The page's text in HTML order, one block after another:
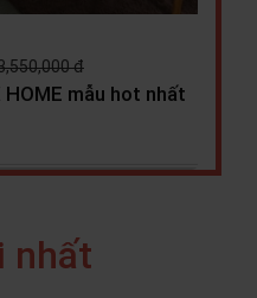
3,980,000 đ
HOME Ha Noi SF6801
nhất